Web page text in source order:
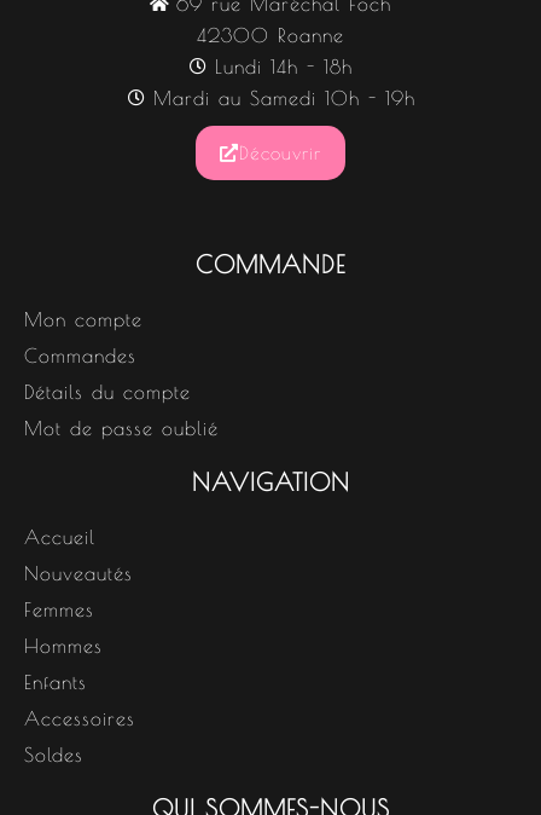
42300 Roanne
Lundi 14h - 18h
Mardi au Samedi 10h - 19h
Découvrir
COMMANDE
Mon compte
Commandes
Détails du compte
Mot de passe oublié
NAVIGATION
Accueil
Nouveautés
Femmes
Hommes
Enfants
Accessoires
Soldes
QUI SOMMES-NOUS